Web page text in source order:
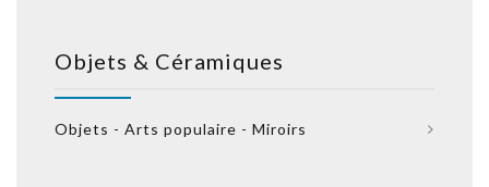
Objets & Céramiques
Objets - Arts populaire - Miroirs